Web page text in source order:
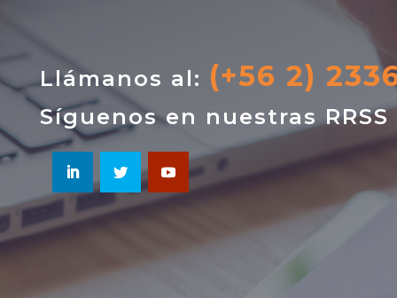
Llámanos al: (+56 2)
Síguenos en nuestras RRSS